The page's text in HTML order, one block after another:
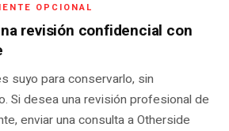
OPCIONAL
revisión confidencial con
suyo para conservarlo, sin
Si desea una revisión profesional de
enviar una consulta a Otherside